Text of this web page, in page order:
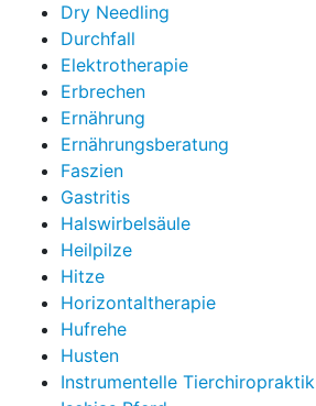
Dry Needling
Durchfall
Elektrotherapie
Erbrechen
Ernährung
Ernährungsberatung
Faszien
Gastritis
Halswirbelsäule
Heilpilze
Hitze
Horizontaltherapie
Hufrehe
Husten
Instrumentelle Tierchiropraktik